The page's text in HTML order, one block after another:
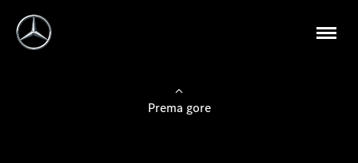
Prema gore